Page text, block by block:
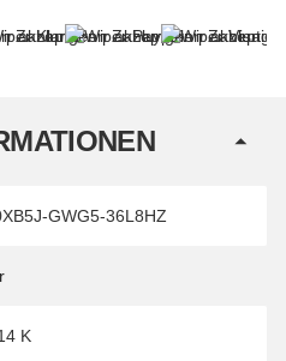
GWG5-36L8HZ
K